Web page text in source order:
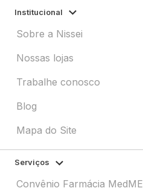
Institucional
Sobre a Nissei
Nossas lojas
Trabalhe conosco
Blog
Mapa do Site
Serviços
Convênio Farmácia MedME